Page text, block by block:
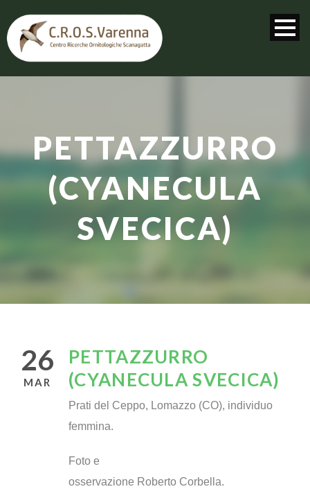
PETTAZZURRO
(CYANECULA
SVECICA)
26
MAR
PETTAZZURRO
(CYANECULA SVECICA)
Prati del Ceppo, Lomazzo (CO), individuo
femmina.
Foto e
osservazione Roberto Corbella.